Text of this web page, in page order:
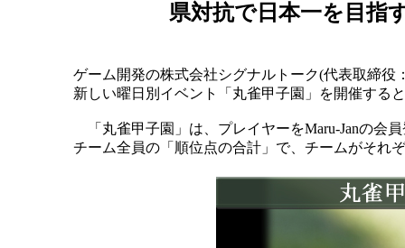
県対抗で日本一を目指
ゲーム開発の株式会社シグナルトーク(代表取締役
新しい曜日別イベント「丸雀甲子園」を開催する
「丸雀甲子園」は、プレイヤーをMaru-Janの会
チーム全員の「順位点の合計」で、チームがそれ